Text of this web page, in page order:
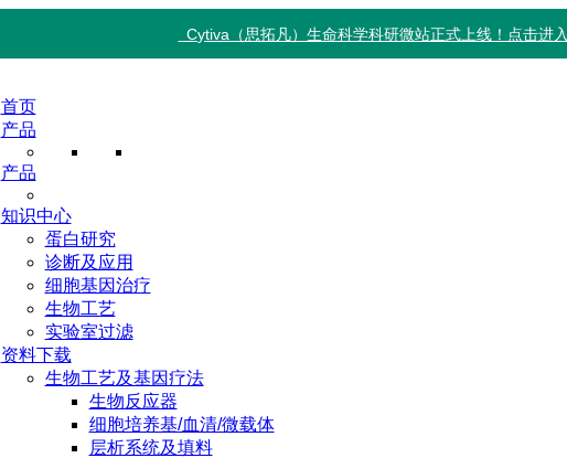
Cytiva（思拓凡）生命科学科研微站正式上线！点击进入
首页
产品
产品
知识中心
蛋白研究
诊断及应用
细胞基因治疗
生物工艺
实验室过滤
资料下载
生物工艺及基因疗法
生物反应器
细胞培养基/血清/微载体
层析系统及填料